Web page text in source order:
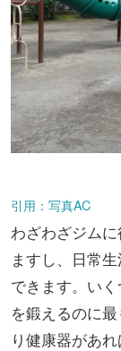
引用：写真AC
わざわざジム
ますし、日常
できます。い
を鍛えるのに
り健康器があ